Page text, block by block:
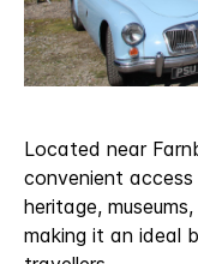
Located near
convenient
heritage,
making it an ideal